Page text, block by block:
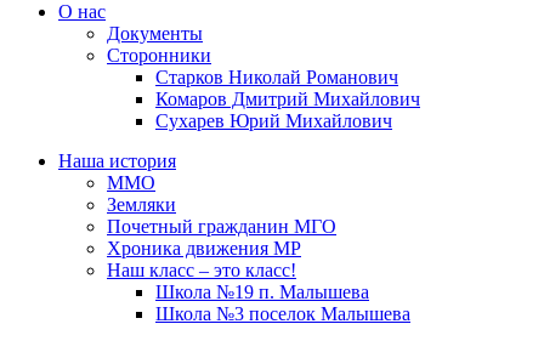
О нас
Документы
Сторонники
Старков Николай Романович
Комаров Дмитрий Михайлович
Сухарев Юрий Михайлович
Наша история
ММО
Земляки
Почетный гражданин МГО
Хроника движения МР
Наш класс – это класс!
Школа №19 п. Малышева
Школа №3 поселок Малышева